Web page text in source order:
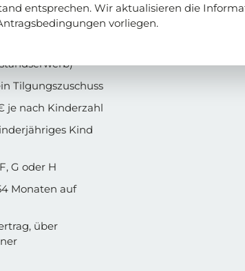
entsprechen. Wir aktualisieren die
vorliegen.
Tilgungszuschuss
je nach Kinderzahl
Kind
G oder H
Monaten auf
über